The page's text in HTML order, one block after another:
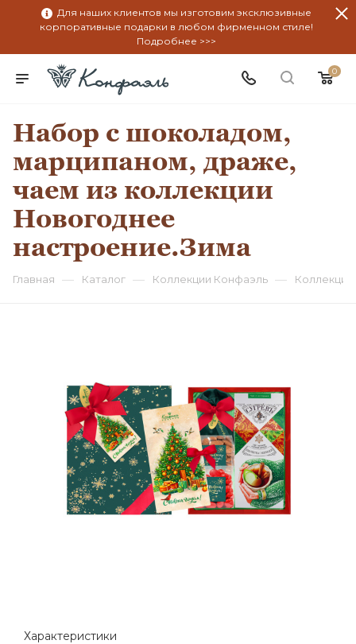
Для наших клиентов мы изготовим эксклюзивные
корпоративные подарки в любом фирменном стиле!
Подробнее >>>
0
Набор с шоколадом,
марципаном, драже,
чаем из коллекции
Новогоднее
настроение.Зима
Главная — Каталог — Коллекции Конфаэль —
Характеристики